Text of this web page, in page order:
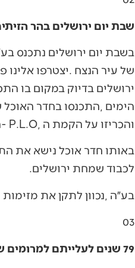
שבת יום ירושלים בהר
‬והכריזו‭ ‬על‭ ‬הקמת‭ ‬ה‭- ‬P.L.O‭, ‬הארגון‭ ‬הנאצי‭ ‬לחיסול‭ ‬מדינת‭ ‬היהודים‭. ‬
‬לכבוד‭ ‬שמחת‭ ‬ירושלים‭.‬
בע״ה‭, ‬נכוון‭ ‬לתקן‭ ‬את‭ ‬מזימות‭ ‬המחבלים‭ ‬מאז‭ ‬ועד‭ ‬היום‭, ‬ויהיה‭ ‬זה‭ ‬עוד‭ ‬סימן‭ ‬למחיית‭ ‬הנחש‭ ‬העמלקי‭. ‬
03
79 שנים לעלייתם למרומים של ברזני ופיינשטיין